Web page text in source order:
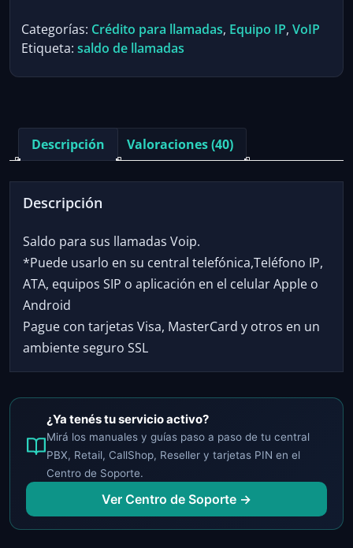
$100
cantidad
Categorías: Crédito para llamadas, Equipo IP,VoIP
Etiqueta:saldo de llamadas
Descripción Valoraciones (40)
Descripción
Saldo para sus llamadas Voip.
*Puede usarlo en su central telefónica,Teléfono IP,
ATA, equipos SIP o aplicación en el celular Apple o
Android
Pague con tarjetas Visa, MasterCard y otros en un
ambiente seguro SSL
¿Ya tenés tu servicio activo?
Mirá los manuales y guías paso a paso de tu central
PBX, Retail, CallShop, Reseller y tarjetas PIN en el
Centro de Soporte.
Ver Centro de Soporte →